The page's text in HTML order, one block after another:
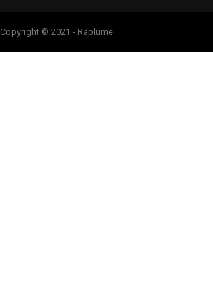
Copyright © 2021 - Raplume